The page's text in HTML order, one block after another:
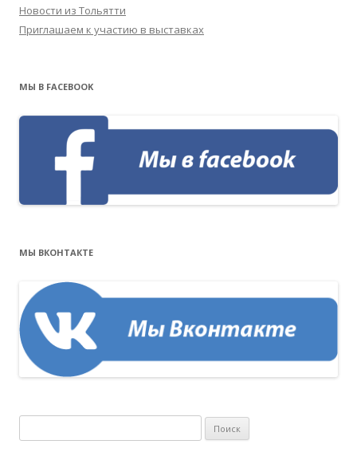
Новости из Тольятти
Приглашаем к участию в выставках
МЫ В FACEBOOK
МЫ ВКОНТАКТЕ
а